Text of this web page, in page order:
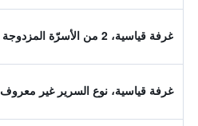
غرفة قياسية، 2 من الأسرّة المزدوجة
غرفة قياسية، نوع السرير غير معروف